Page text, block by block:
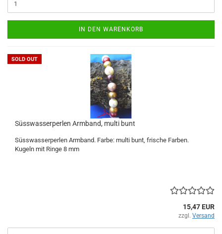
IN DEN WARENKORB
SOLD OUT
Süsswasserperlen Armband, multi bunt
Süsswasserperlen Armband. Farbe: multi bunt, frische Farben.
Kugeln mit Ringe 8 mm
15,47 EUR
zzgl. Versand